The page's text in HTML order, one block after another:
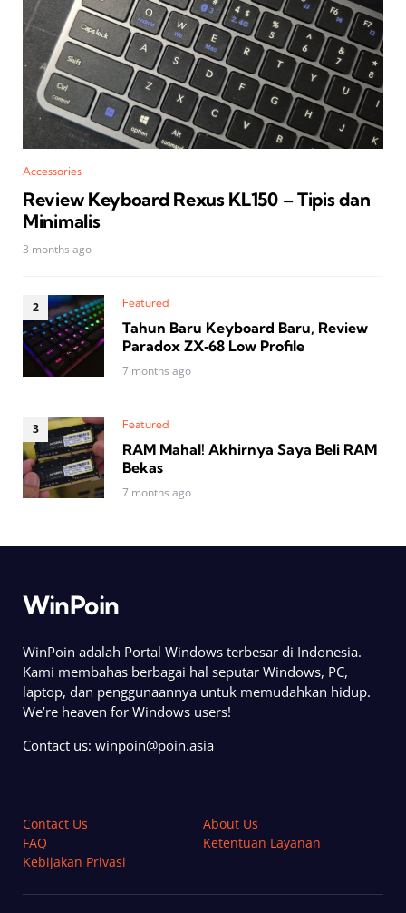
Accessories
Review Keyboard Rexus KL150 – Tipis dan
Minimalis
3 months ago
Featured
Tahun Baru Keyboard Baru, Review
Paradox ZX‑68 Low Profile
7 months ago
Featured
RAM Mahal! Akhirnya Saya Beli RAM
Bekas
7 months ago
WinPoin
WinPoin adalah Portal Windows terbesar di Indonesia.
Kami membahas berbagai hal seputar Windows, PC,
laptop, dan penggunaannya untuk memudahkan hidup.
We’re heaven for Windows users!
Contact us: winpoin@poin.asia
Contact Us
About Us
FAQ
Ketentuan Layanan
Kebijakan Privasi